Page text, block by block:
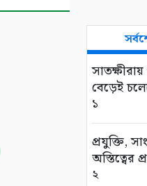
বেড়েই
১
প্রযুক্তি,
অস্তিত্বের
২